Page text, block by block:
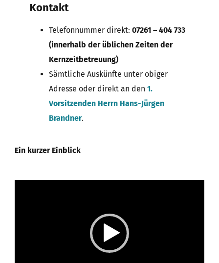
Kontakt
Telefonnummer direkt: 07261 – 404 733
(innerhalb der üblichen Zeiten der
Kernzeitbetreuung)
Sämtliche Auskünfte unter obiger
Adresse oder direkt an den 1.
Vorsitzenden Herrn Hans-Jürgen
Brandner.
Ein kurzer Einblick